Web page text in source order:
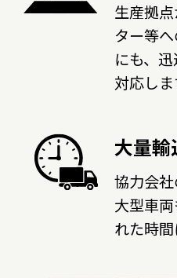
生産拠
ター等
にも、
対応しま
大量輸
協力会社
大型車
れた時間